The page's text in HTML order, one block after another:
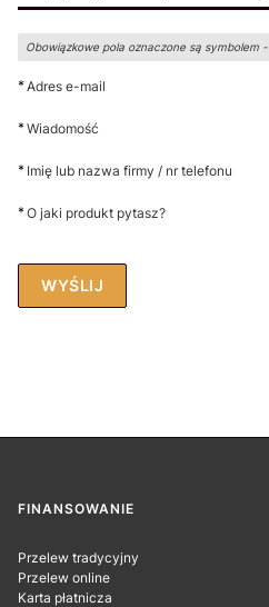
Obowiązkowe pola oznaczone są symbolem -
*Adres e-mail
*Wiadomość
* Imię lub nazwa firmy / nr telefonu
*O jaki produkt pytasz?
WYŚLIJ
Linki w stopce
FINANSOWANIE
Przelew tradycyjny
Przelew online
Karta płatnicza